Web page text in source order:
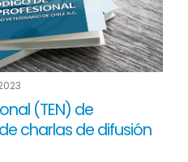
(TEN) de
charlas de difusión